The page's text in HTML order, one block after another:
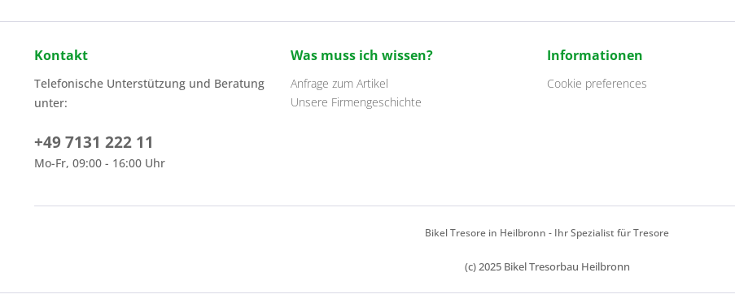
Kontakt
Telefonische Unterstützung und Beratung
unter:
+49 7131 222 11
Mo-Fr, 09:00 - 16:00 Uhr
Was muss ich wissen?
Anfrage zum Artikel
Unsere Firmengeschichte
Informationen
Cookie preferences
Bikel Tresore in Heilbronn - Ihr Spezialist für Tresore
(c) 2025 Bikel Tresorbau Heilbronn